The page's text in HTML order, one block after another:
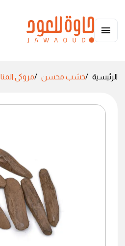
الرئيسية خشب محسن مروكي